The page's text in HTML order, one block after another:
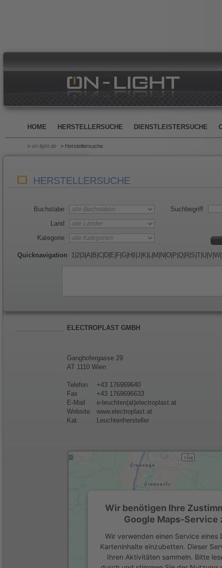
HOME HERSTELLERSUCHE DIENSTLEISTERSUCHE
> on-light.de > Herstellersuche
HERSTELLERSUCHE
Buchstabe
Land
Kategorie
Suchbegriff
Quicknavigation 1 2 3 A B C D E F G H J K L M N O P Q R S T U V W
ELECTROPLAST GMBH
Ganghofergasse 29
AT 1110 Wien
Telefon
+43 176969640
Fax
+43 1769696633
E-Mail
e-leuchten(at)electroplast.at
Website
www.electroplast.at
Kat.
Leuchtenhersteller
Wir benötigen Ihre
Google Maps-Service
Wir verwenden einen Service eines
Karteninhalte einzubetten. Dieser
Ihren Aktivitäten sammeln. Bitte